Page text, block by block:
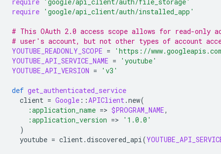
require 'google/api_client/auth/installed_app'
# This OAuth 2.0 access scope allows for read-only
# user's account, but not other types of account
YOUTUBE_READONLY_SCOPE =
'https://
YOUTUBE_API_SERVICE_NAME =
'youtube'
YOUTUBE_API_VERSION = 'v3'
def get_authenticated_service
client = Google ::APIClient.new(
:application_name => $PROGRAM_NAME,
:application_version =>
'1.0.0'
)
youtube = client.discovered_api(